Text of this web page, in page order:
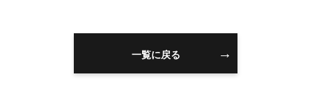
リフォーム
リフォームのFAQ
スタッフ情報
スタッフ紹介
スタッフブログ
一覧に戻る